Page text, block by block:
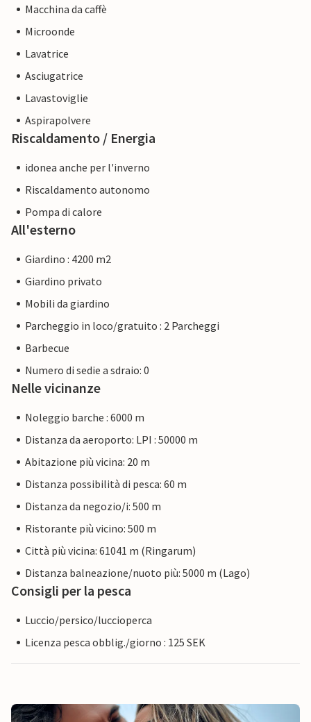
Macchina da caffè
Microonde
Lavatrice
Asciugatrice
Lavastoviglie
Aspirapolvere
Riscaldamento / Energia
idonea anche per l'inverno
Riscaldamento autonomo
Pompa di calore
All'esterno
Giardino : 4200 m2
Giardino privato
Mobili da giardino
Parcheggio in loco/gratuito : 2 Parcheggi
Barbecue
Numero di sedie a sdraio: 0
Nelle vicinanze
Noleggio barche : 6000 m
Distanza da aeroporto: LPI : 50000 m
Abitazione più vicina: 20 m
Distanza possibilità di pesca: 60 m
Distanza da negozio/i: 500 m
Ristorante più vicino: 500 m
Città più vicina: 61041 m (Ringarum)
Distanza balneazione/nuoto più: 5000 m (Lago)
Consigli per la pesca
Luccio/persico/luccioperca
Licenza pesca obblig./giorno : 125 SEK